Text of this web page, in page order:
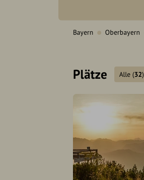
Bayern Oberbayern
Plätze Alle (32)